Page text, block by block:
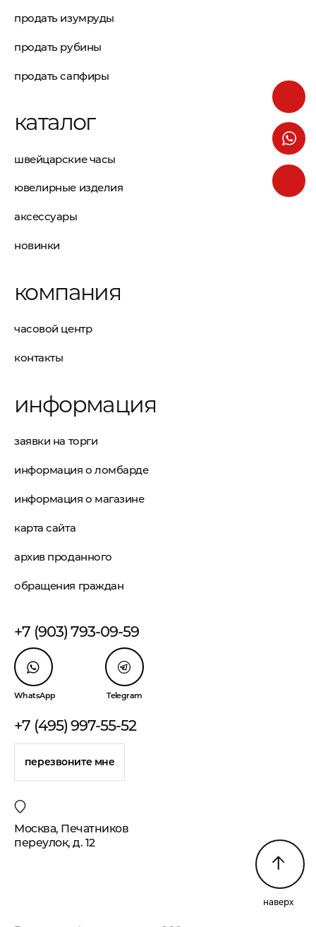
продать изумруды
продать рубины
продать сапфиры
каталог
швейцарские часы
ювелирные изделия
аксессуары
новинки
компания
часовой центр
контакты
информация
заявки на торги
информация о ломбарде
информация о магазине
карта сайта
архив проданного
обращения граждан
+7 (903) 793-09-59
WhatsApp Telegram
+7 (495) 997-55-52
перезвоните мне
Москва, Печатников
переулок, д. 12
наверх